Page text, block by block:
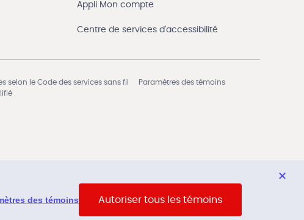
Appli Mon compte
Centre de services d'accessibilité
selon le Code des services sans fil
Paramètres des témoins
des témoins Autoriser tous les témoins